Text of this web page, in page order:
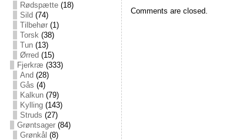
Rødspætte(18)
Sild (74)
Tilbehør(1)
Torsk(38)
Tun(13)
Ørred (15)
Fjerkræ (333)
And (28)
Gås (4)
Kalkun(79)
Kylling(143)
Struds (27)
Grøntsager(84)
Grønkål (8)
Comments are closed.